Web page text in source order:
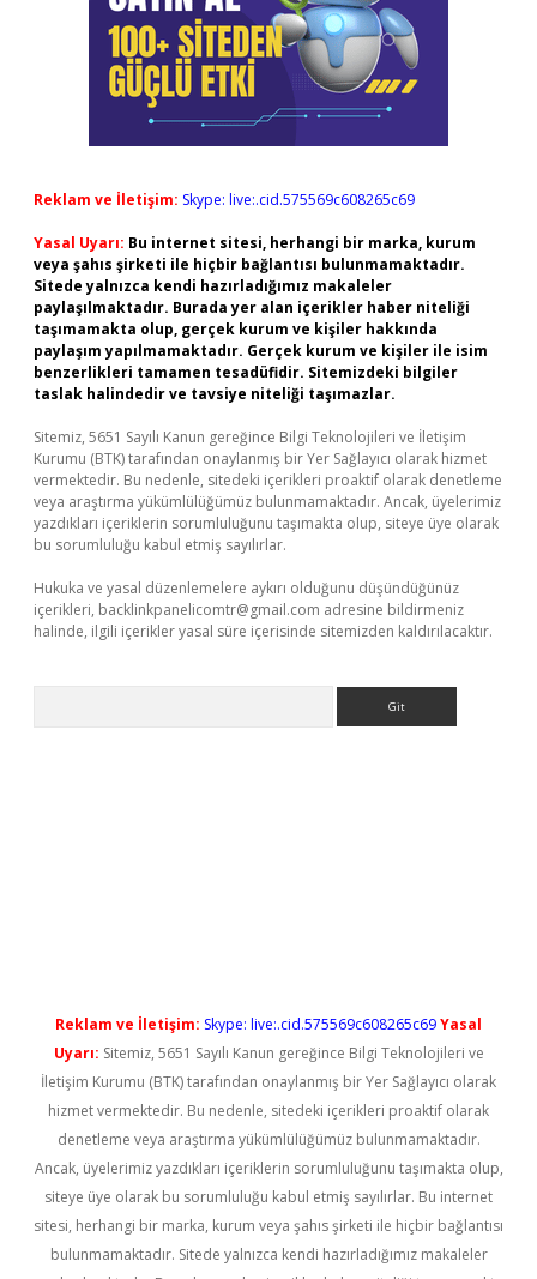
Reklam ve İletişim: Skype: live:.cid.575569c608265c69
Yasal Uyarı: Bu internet sitesi, herhangi bir marka, kurum
veya şahıs şirketi ile hiçbir bağlantısı bulunmamaktadır.
Sitede yalnızca kendi hazırladığımız makaleler
paylaşılmaktadır. Burada yer alan içerikler haber niteliği
taşımamakta olup, gerçek kurum ve kişiler hakkında
paylaşım yapılmamaktadır. Gerçek kurum ve kişiler ile isim
benzerlikleri tamamen tesadüfidir. Sitemizdeki bilgiler
taslak halindedir ve tavsiye niteliği taşımazlar.
Sitemiz, 5651 Sayılı Kanun gereğince Bilgi Teknolojileri ve İletişim
Kurumu (BTK) tarafından onaylanmış bir Yer Sağlayıcı olarak hizmet
vermektedir. Bu nedenle, sitedeki içerikleri proaktif olarak denetleme
veya araştırma yükümlülüğümüz bulunmamaktadır. Ancak, üyelerimiz
yazdıkları içeriklerin sorumluluğunu taşımakta olup, siteye üye olarak
bu sorumluluğu kabul etmiş sayılırlar.
Hukuka ve yasal düzenlemelere aykırı olduğunu düşündüğünüz
içerikleri, backlinkpanelicomtr@gmail.com adresine bildirmeniz
halinde, ilgili içerikler yasal süre içerisinde sitemizden kaldırılacaktır.
Reklam ve İletişim: Skype: live:.cid.575569c608265c69Yasal
Uyarı: Sitemiz, 5651 Sayılı Kanun gereğince Bilgi Teknolojileri ve
İletişim Kurumu (BTK) tarafından onaylanmış bir Yer Sağlayıcı olarak
hizmet vermektedir. Bu nedenle, sitedeki içerikleri proaktif olarak
denetleme veya araştırma yükümlülüğümüz bulunmamaktadır.
Ancak, üyelerimiz yazdıkları içeriklerin sorumluluğunu taşımakta olup,
siteye üye olarak bu sorumluluğu kabul etmiş sayılırlar. Bu internet
sitesi, herhangi bir marka, kurum veya şahıs şirketi ile hiçbir bağlantısı
bulunmamaktadır. Sitede yalnızca kendi hazırladığımız makaleler